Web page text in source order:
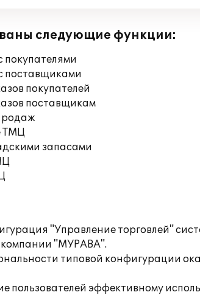
следующие функции:
покупателями
поставщиками
покупателей
поставщикам
ТМЦ
запасами
"Управление торговлей"
компании "МУРАВА".
типовой конфигурации
пользователей эффективному